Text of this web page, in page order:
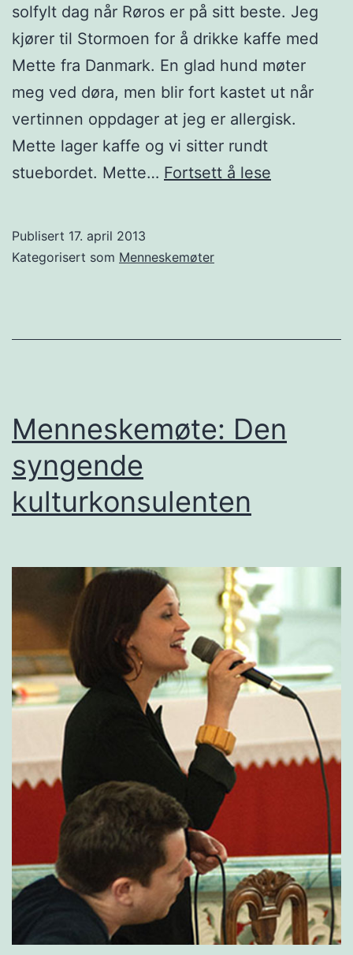
solfylt dag når Røros er på sitt beste. Jeg
kjører til Stormoen for å drikke kaffe med
Mette fra Danmark. En glad hund møter
meg ved døra, men blir fort kastet ut når
vertinnen oppdager at jeg er allergisk.
Mette lager kaffe og vi sitter rundt
stuebordet. Mette… Fortsett å lese
Publisert 17. april 2013
Kategorisert som Menneskemøter
Menneskemøte: Den
syngende
kulturkonsulenten